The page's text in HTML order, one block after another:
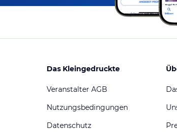
Das Kleingedruckte
Veranstalter AGB
Nutzungsbedingungen
Datenschutz